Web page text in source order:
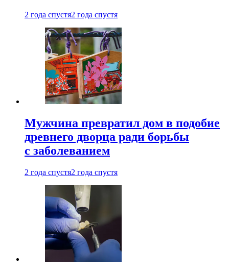
2 года спустя2 года спустя
Мужчина превратил дом в подобие
древнего дворца ради борьбы
с заболеванием
2 года спустя2 года спустя